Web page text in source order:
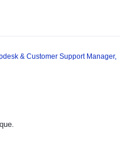
& Customer Support Manager,